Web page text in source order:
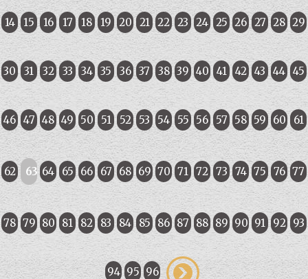
14 15 16 17 18 19 20 21 22 23 24 25 26 27 28 29
30 31 32 33 34 35 36 37 38 39 40 41 42 43 44 45
46 47 48 49 50 51 52 53 54 55 56 57 58 59 60 61
62 63 64 65 66 67 68 69 70 71 72 73 74 75 76 77
78 79 80 81 82 83 84 85 86 87 88 89 90 91 92 93
94 95 96